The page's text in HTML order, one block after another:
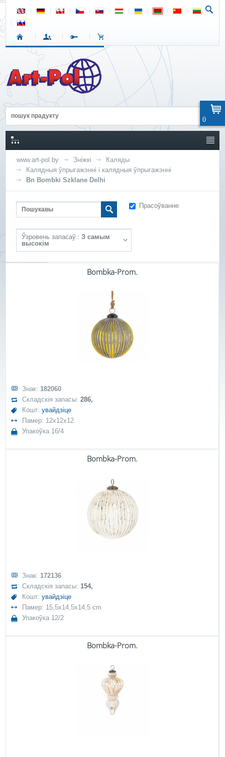
www.art-pol.by Зніжкі
Каляды
Калядныя ўпрыгажэнні і калядныя ўпрыгажэнні
Bn Bombki Szklane Delhi
Прасоўванне
Ўзровень запасаў.: З самым
высокім
Bombka-Prom.
Знак: 182060
Складскія запасы:286,
Кошт:увайдзіце
Памер: 12x12x12
Упакоўка 16/4
Bombka-Prom.
Знак: 172136
Складскія запасы:154,
Кошт:увайдзіце
Памер: 15,5x14,5x14,5 cm
Упакоўка 12/2
Bombka-Prom.
0